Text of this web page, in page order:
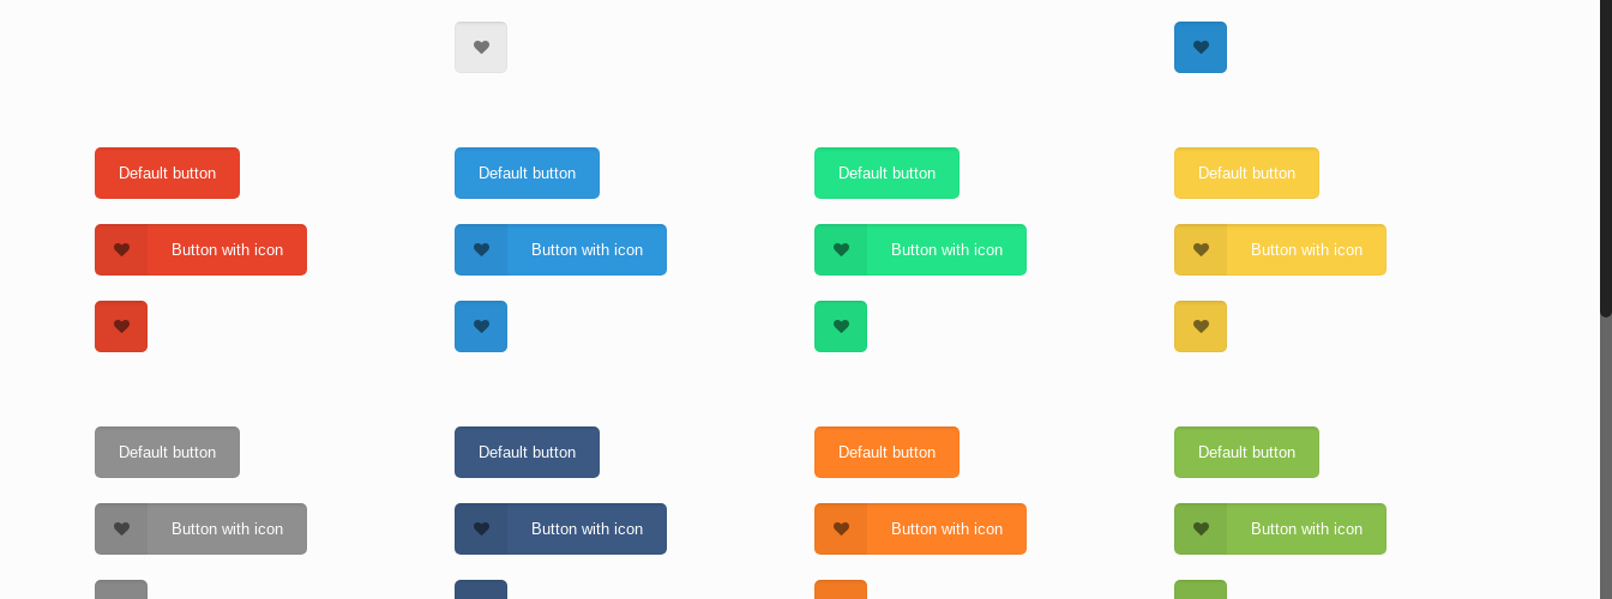
Default button
Button with icon
Default button
Button with icon
Default button
Button with icon
Default button
Button with icon
Default button
Button with icon
Default button
Button with icon
Default button
Button with icon
Default button
Button with icon